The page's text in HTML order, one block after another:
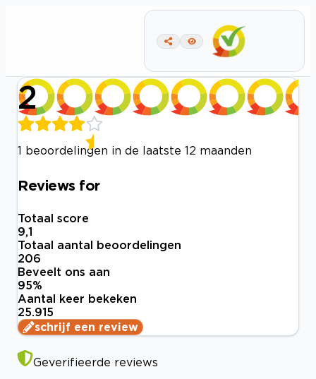
2
1 beoordelingen in de laatste 12 maanden
Reviews for
Totaal score
9,1
Totaal aantal beoordelingen
206
Beveelt ons aan
95%
Aantal keer bekeken
25.915
schrijf een review
Geverifieerde reviews